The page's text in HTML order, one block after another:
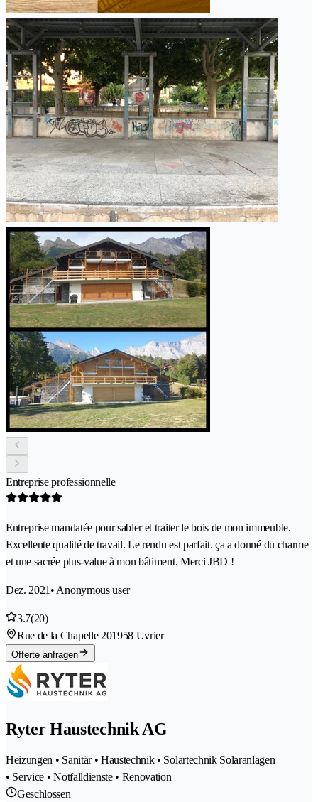
Entreprise professionnelle
Entreprise mandatée pour sabler et traiter le bois de mon immeuble.
Excellente qualité de travail. Le rendu est parfait. ça a donné du charme
et une sacrée plus-value à mon bâtiment. Merci JBD !
Dez. 2021 • Anonymous user
3.7(20)
Rue de la Chapelle 201958 Uvrier
Offerte anfragen
Ryter Haustechnik AG
Heizungen • Sanitär • Haustechnik • Solartechnik Solaranlagen
• Service • Notfalldienste • Renovation
Geschlossen